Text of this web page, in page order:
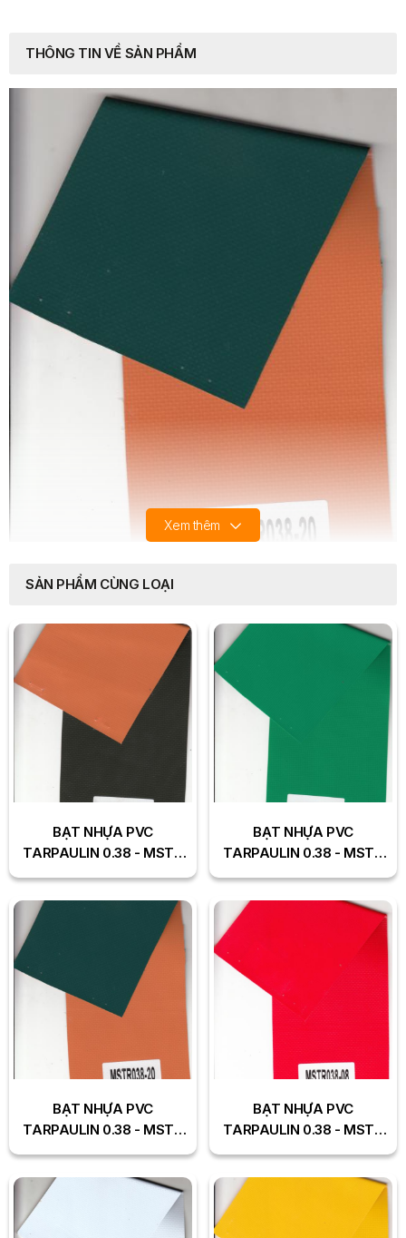
THÔNG TIN VỀ SẢN PHẨM
Thickness
0.38 mm
width
weight
500g/sqm~ 1420g/sqm ~870g/sqm
base fabric
Knit P/F1000x1000(4.5x4.5~9x9~12x12 /inch)
450x450 D
20/3x20/3
20/3x1000D
Xem thêm
SẢN PHẨM CÙNG LOẠI
BẠT NHỰA PVC
TARPAULIN 0.38 - MSTR
BẠT NHỰA PVC
TARPAULIN 0.38 - MSTR
BẠT NHỰA PVC
TARPAULIN 0.38 - MSTR
BẠT NHỰA PVC
TARPAULIN 0.38 - MSTR